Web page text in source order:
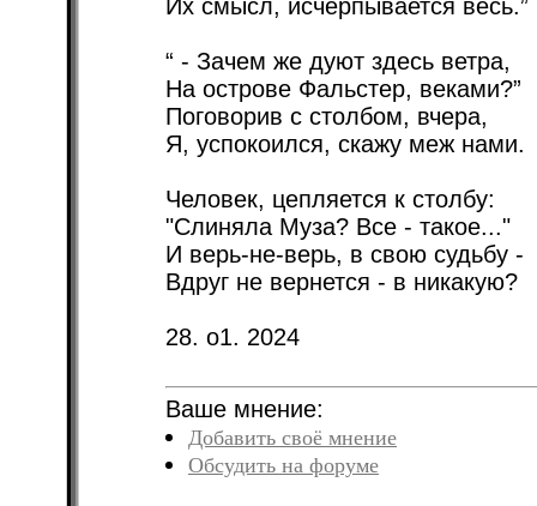
Их смысл, исчерпывается весь.”
“ - Зачем же дуют здесь ветра,
На острове Фальстер, веками?”
Поговорив с столбом, вчера,
Я, успокоился, скажу меж нами.
Человек, цепляется к столбу:
"Слиняла Муза? Все - такое..."
И верь-не-верь, в свою судьбу -
Вдруг не вернется - в никакую?
28. о1. 2024
Ваше мнение:
Добавить своё мнение
Обсудить на форуме